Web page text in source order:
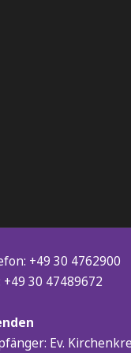
+49 30 4762900
+49 30 47489672
Ev.